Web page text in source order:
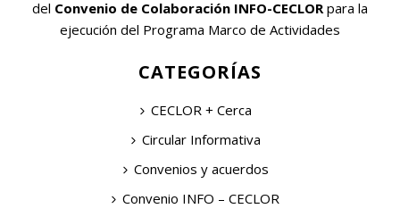
del Convenio de Colaboración INFO-CECLOR para la
ejecución del Programa Marco de Actividades
CATEGORÍAS
CECLOR + Cerca
Circular Informativa
Convenios y acuerdos
Convenio INFO – CECLOR